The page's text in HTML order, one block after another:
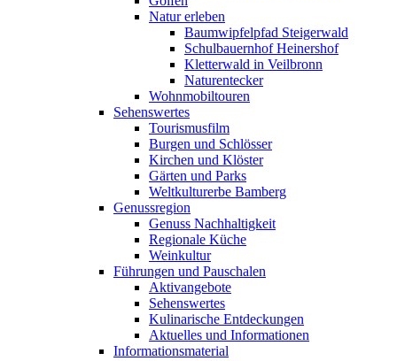
Natur erleben
Baumwipfelpfad Steigerwald
Schulbauernhof Heinershof
Kletterwald in Veilbronn
Naturentecker
Wohnmobiltouren
Sehenswertes
Tourismusfilm
Burgen und Schlösser
Kirchen und Klöster
Gärten und Parks
Weltkulturerbe Bamberg
Genussregion
Genuss Nachhaltigkeit
Regionale Küche
Weinkultur
Führungen und Pauschalen
Aktivangebote
Sehenswertes
Kulinarische Entdeckungen
Aktuelles und Informationen
Informationsmaterial